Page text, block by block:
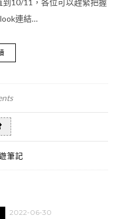
連結…
筆記
2022-06-30